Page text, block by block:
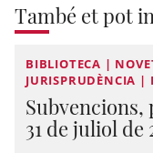
També et pot
BIBLIOTECA |
JURISPRUDÈNCIA |
Subvencions,
31 de juliol de